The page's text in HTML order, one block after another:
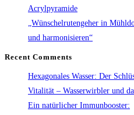
Acrylpyramide
„Wünschelrutengeher in
und harmonisieren“
Recent Comments
Hexagonales Wasser: Der
Vitalität – Wasserwirbler und
Ein natürlicher Immunbooster: